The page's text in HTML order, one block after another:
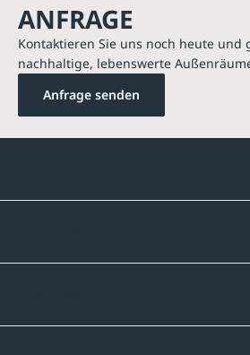
ANFRAGE
Kontaktieren Sie uns noch heute und
nachhaltige, lebenswerte
Anfrage senden